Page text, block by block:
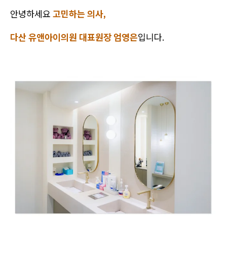
안녕하세요 고민하는 의사,
다산 유앤아이의원 대표원장 엄영은입니다.